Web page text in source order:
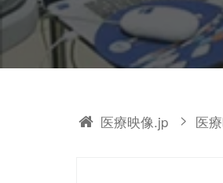
医療映像.jp > 医